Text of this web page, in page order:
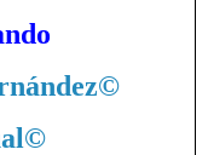
©
©